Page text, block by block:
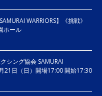
WARRIORS】《挑戦》
ホール
シング協会 SAMURAI
21日（日）開場17:00 開始17:30